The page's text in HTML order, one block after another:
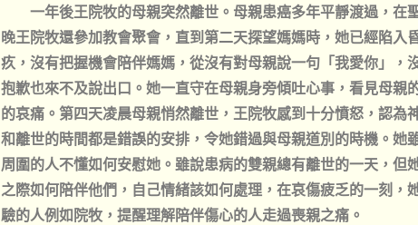
一年後王院牧的母親突然離世。母親患癌多年平靜渡過，在
晚王院牧還參加教會聚會，直到第二天探望媽媽時，她已經陷入
疚，沒有把握機會陪伴媽媽，從沒有對母親說一句「我愛你」，
抱歉也來不及說出口。她一直守在母親身旁傾吐心事，看見母親
的哀痛。第四天凌晨母親悄然離世，王院牧感到十分憤怒，認為
和離世的時間都是錯誤的安排，令她錯過與母親道別的時機。她
周圍的人不懂如何安慰她。雖說患病的雙親總有離世的一天，但
之際如何陪伴他們，自己情緒該如何處理，在哀傷疲乏的一刻，
驗的人例如院牧，提醒理解陪伴傷心的人走過喪親之痛。